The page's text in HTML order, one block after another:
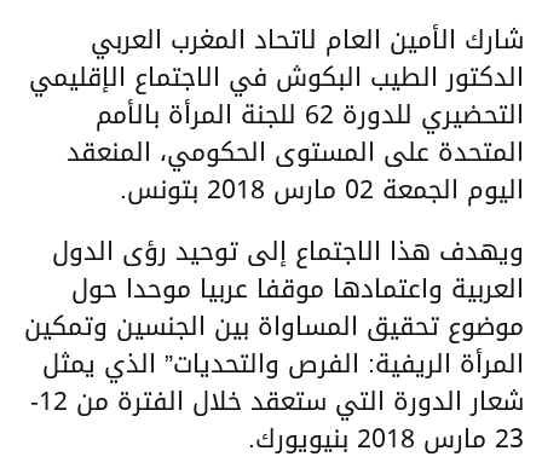
شارك الأمين العام لاتحاد المغرب العربي
الدكتور الطيب البكوش في الاجتماع الإقليمي
التحضيري للدورة 62 للجنة المرأة بالأمم
المتحدة على المستوى الحكومي، المنعقد
اليوم الجمعة 02 مارس 2018 بتونس.
ويهدف هذا الاجتماع إلى توحيد رؤى الدول
العربية واعتمادها موقفا عربيا موحدا حول
موضوع تحقيق المساواة بين الجنسين وتمكين
المرأة الريفية: الفرص والتحديات” الذي يمثل
شعار الدورة التي ستعقد خلال الفترة من 12-
23 مارس 2018 بنيويورك.